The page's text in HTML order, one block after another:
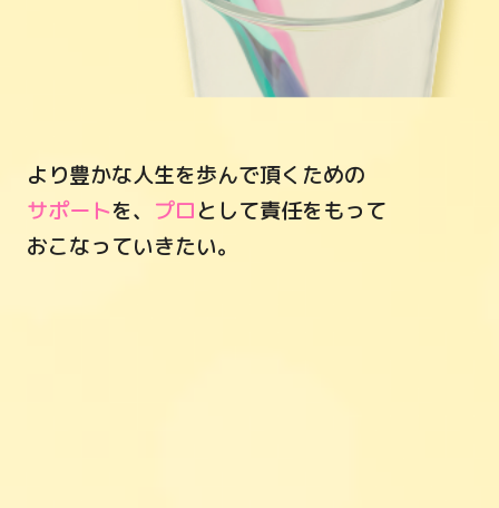
より豊かな人生を歩んで頂くための
サポートを、 プロとして責任をもって
おこなっていきたい。